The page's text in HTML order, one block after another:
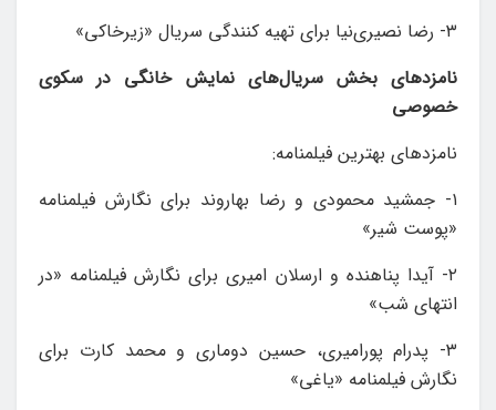
۳- رضا نصیری‌نیا برای تهیه کنندگی سریال «زیرخاکی»
نامزدهای بخش سریال‌های نمایش خانگی در سکوی
خصوصی
نامزدهای بهترین فیلمنامه:
۱- جمشید محمودی و رضا بهاروند برای نگارش فیلمنامه‌
«پوست شیر»
۲- آیدا پناهنده و ارسلان امیری برای نگارش فیلمنامه «در
انتهای شب»
۳- پدرام پورامیری، حسین دوماری و محمد کارت برای
نگارش فیلمنامه «یاغی»